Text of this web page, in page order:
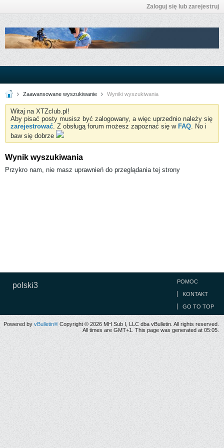
Zaloguj się lub zarejestruj
Zaawansowane wyszukiwanie Wyniki wyszukiwania
Witaj na XTZclub.pl!
Aby pisać posty musisz być zalogowany, a więc uprzednio należy się
zarejestrować. Z obsługą forum możesz zapoznać się w FAQ. No i
baw się dobrze
Wynik wyszukiwania
Przykro nam, nie masz uprawnień do przeglądania tej strony
polski3 POMOC
KONTAKT
GO TO TOP
Powered by vBulletin® Copyright © 2026 MH Sub I, LLC dba vBulletin. All rights reserved.
All times are GMT+1. This page was generated at 05:05.